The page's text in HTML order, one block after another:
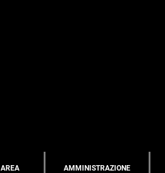
AREA
AMMINISTRAZIONE